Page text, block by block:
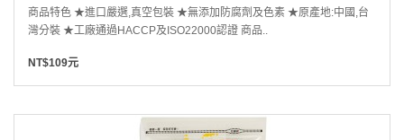
商品特色 ★進口嚴選,真空包裝 ★無添加防腐劑及色素 ★原產地:中國,台
灣分裝 ★工廠通過HACCP及ISO22000認證 商品..
NT$109元